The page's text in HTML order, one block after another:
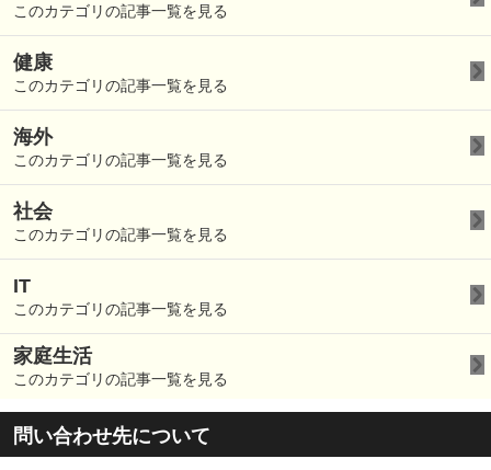
このカテゴリの記事一覧を見る
健康
このカテゴリの記事一覧を見る
海外
このカテゴリの記事一覧を見る
社会
このカテゴリの記事一覧を見る
IT
このカテゴリの記事一覧を見る
家庭生活
このカテゴリの記事一覧を見る
問い合わせ先について